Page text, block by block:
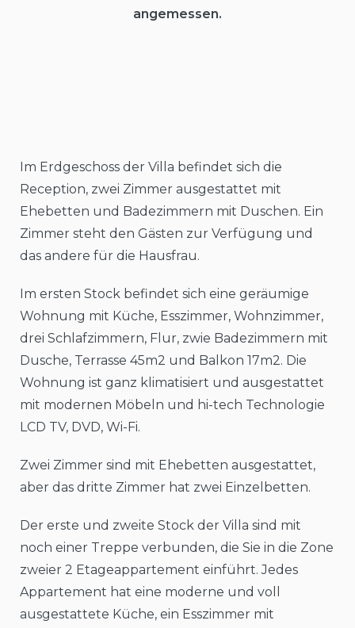
angemessen.
Im Erdgeschoss der Villa befindet sich die
Reception, zwei Zimmer ausgestattet mit
Ehebetten und Badezimmern mit Duschen. Ein
Zimmer steht den Gästen zur Verfügung und
das andere für die Hausfrau.
Im ersten Stock befindet sich eine geräumige
Wohnung mit Küche, Esszimmer, Wohnzimmer,
drei Schlafzimmern, Flur, zwie Badezimmern mit
Dusche, Terrasse 45m2 und Balkon 17m2. Die
Wohnung ist ganz klimatisiert und ausgestattet
mit modernen Möbeln und hi-tech Technologie
LCD TV, DVD, Wi-Fi.
Zwei Zimmer sind mit Ehebetten ausgestattet,
aber das dritte Zimmer hat zwei Einzelbetten.
Der erste und zweite Stock der Villa sind mit
noch einer Treppe verbunden, die Sie in die Zone
zweier 2 Etageappartement einführt. Jedes
Appartement hat eine moderne und voll
ausgestattete Küche, ein Esszimmer mit